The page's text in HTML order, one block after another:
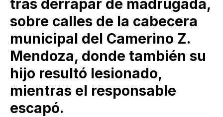
tras derrapar de madrugada,
sobre calles de la cabecera
municipal del Camerino Z.
Mendoza, donde también su
hijo resultó lesionado,
mientras el responsable
escapó.